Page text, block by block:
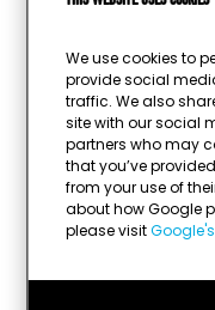
We use cookies to
provide social
traffic. We also
site with our social
partners who may
that you’ve
from your use of
about how Google
please visit
Tekstilaatta
Tekstilaatan väri: